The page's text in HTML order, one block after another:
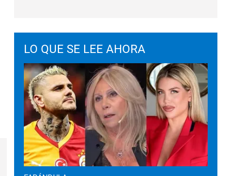
LO QUE SE LEE AHORA